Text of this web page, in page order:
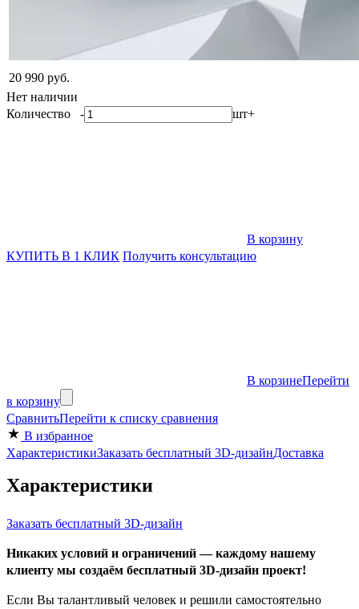
20 990 руб.
Нет наличии
Количество - шт+
В корзину
КУПИТЬ В 1 КЛИК Получить консультацию
В корзинеПерейти
в корзину
СравнитьПерейти к списку сравнения
В избранное
ХарактеристикиЗаказать бесплатный 3D-дизайнДоставка
Характеристики
Заказать бесплатный 3D-дизайн
Никаких условий и ограничений — каждому нашему
клиенту мы создаём бесплатный 3D-дизайн проект!
Если Вы талантливый человек и решили самостоятельно